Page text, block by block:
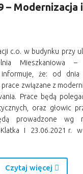
– Modernizacja
c.o. w budynku przy
Mieszkaniowa –
informuje, że: od dnia
związane z
Prace będą
oraz głowic
wg
I 23.06.2021 r. w
Czytaj więcej